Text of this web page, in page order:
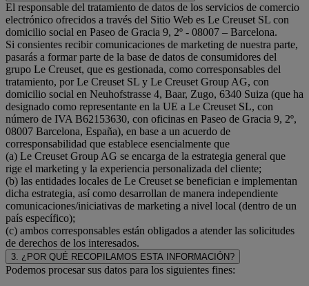
El responsable del tratamiento de datos de los servicios de comercio
electrónico ofrecidos a través del Sitio Web es Le Creuset SL con
domicilio social en Paseo de Gracia 9, 2º - 08007 – Barcelona.
Si consientes recibir comunicaciones de marketing de nuestra parte,
pasarás a formar parte de la base de datos de consumidores del
grupo Le Creuset, que es gestionada, como corresponsables del
tratamiento, por Le Creuset SL y Le Creuset Group AG, con
domicilio social en Neuhofstrasse 4, Baar, Zugo, 6340 Suiza (que ha
designado como representante en la UE a Le Creuset SL, con
número de IVA B62153630, con oficinas en Paseo de Gracia 9, 2º,
08007 Barcelona, España), en base a un acuerdo de
corresponsabilidad que establece esencialmente que
(a) Le Creuset Group AG se encarga de la estrategia general que
rige el marketing y la experiencia personalizada del cliente;
(b) las entidades locales de Le Creuset se benefician e implementan
dicha estrategia, así como desarrollan de manera independiente
comunicaciones/iniciativas de marketing a nivel local (dentro de un
país específico);
(c) ambos corresponsables están obligados a atender las solicitudes
de derechos de los interesados.
3. ¿POR QUÉ RECOPILAMOS ESTA INFORMACIÓN?
Podemos procesar sus datos para los siguientes fines: